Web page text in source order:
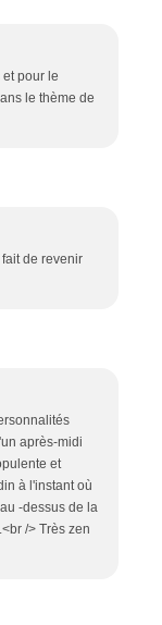
pour le
le thème de
de revenir
après-midi
et
à l'instant où
-dessus de la
/> Très zen